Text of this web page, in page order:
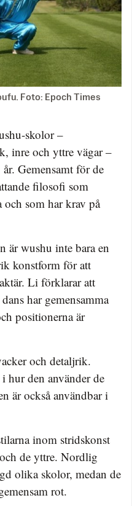
Foto: Epoch Times
skolor –
inre och yttre vägar –
Gemensamt för de
filosofi som
som har krav på
är wushu inte bara en
konstform för att
Li förklarar att
har gemensamma
positionerna är
och detaljrik.
hur den använder de
är också användbar i
inom stridskonst
de yttre. Nordlig
olika skolor, medan de
rot.